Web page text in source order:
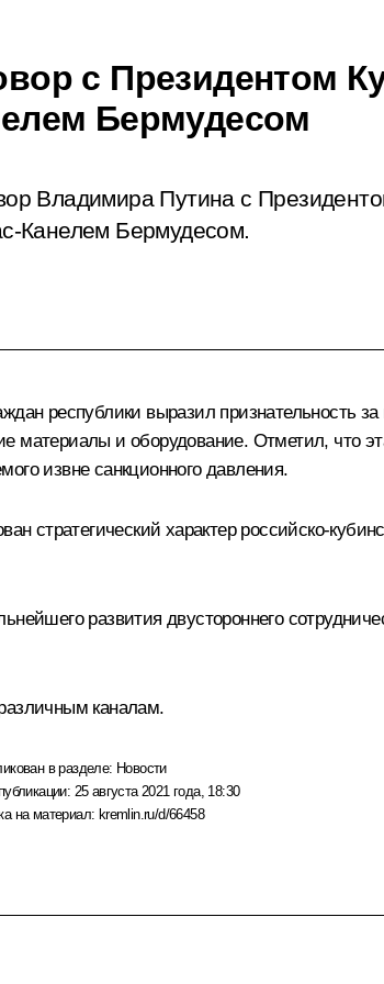
с Президентом
Бермудесом
Владимира Путина с
Канелем Бермудесом.
республики выразил признательность
материалы и оборудование. Отметил, что
извне санкционного давления.
стратегический характер российско-
развития двустороннего
каналам.
в разделе: Новости
25 августа 2021 года, 18:30
на материал: kremlin.ru/d/66458